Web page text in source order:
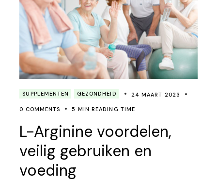
SUPPLEMENTEN GEZONDHEID 24 MAART 2023
0 COMMENTS 5 MIN READING TIME
L-Arginine voordelen,
veilig gebruiken en
voeding